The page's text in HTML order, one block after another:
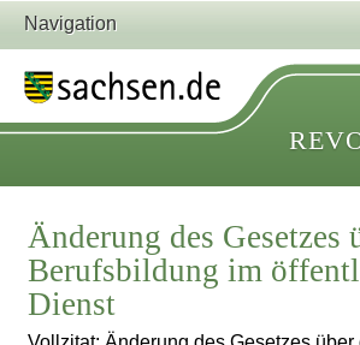
Navigation
Änderung des Gesetzes
Berufsbildung im
Dienst